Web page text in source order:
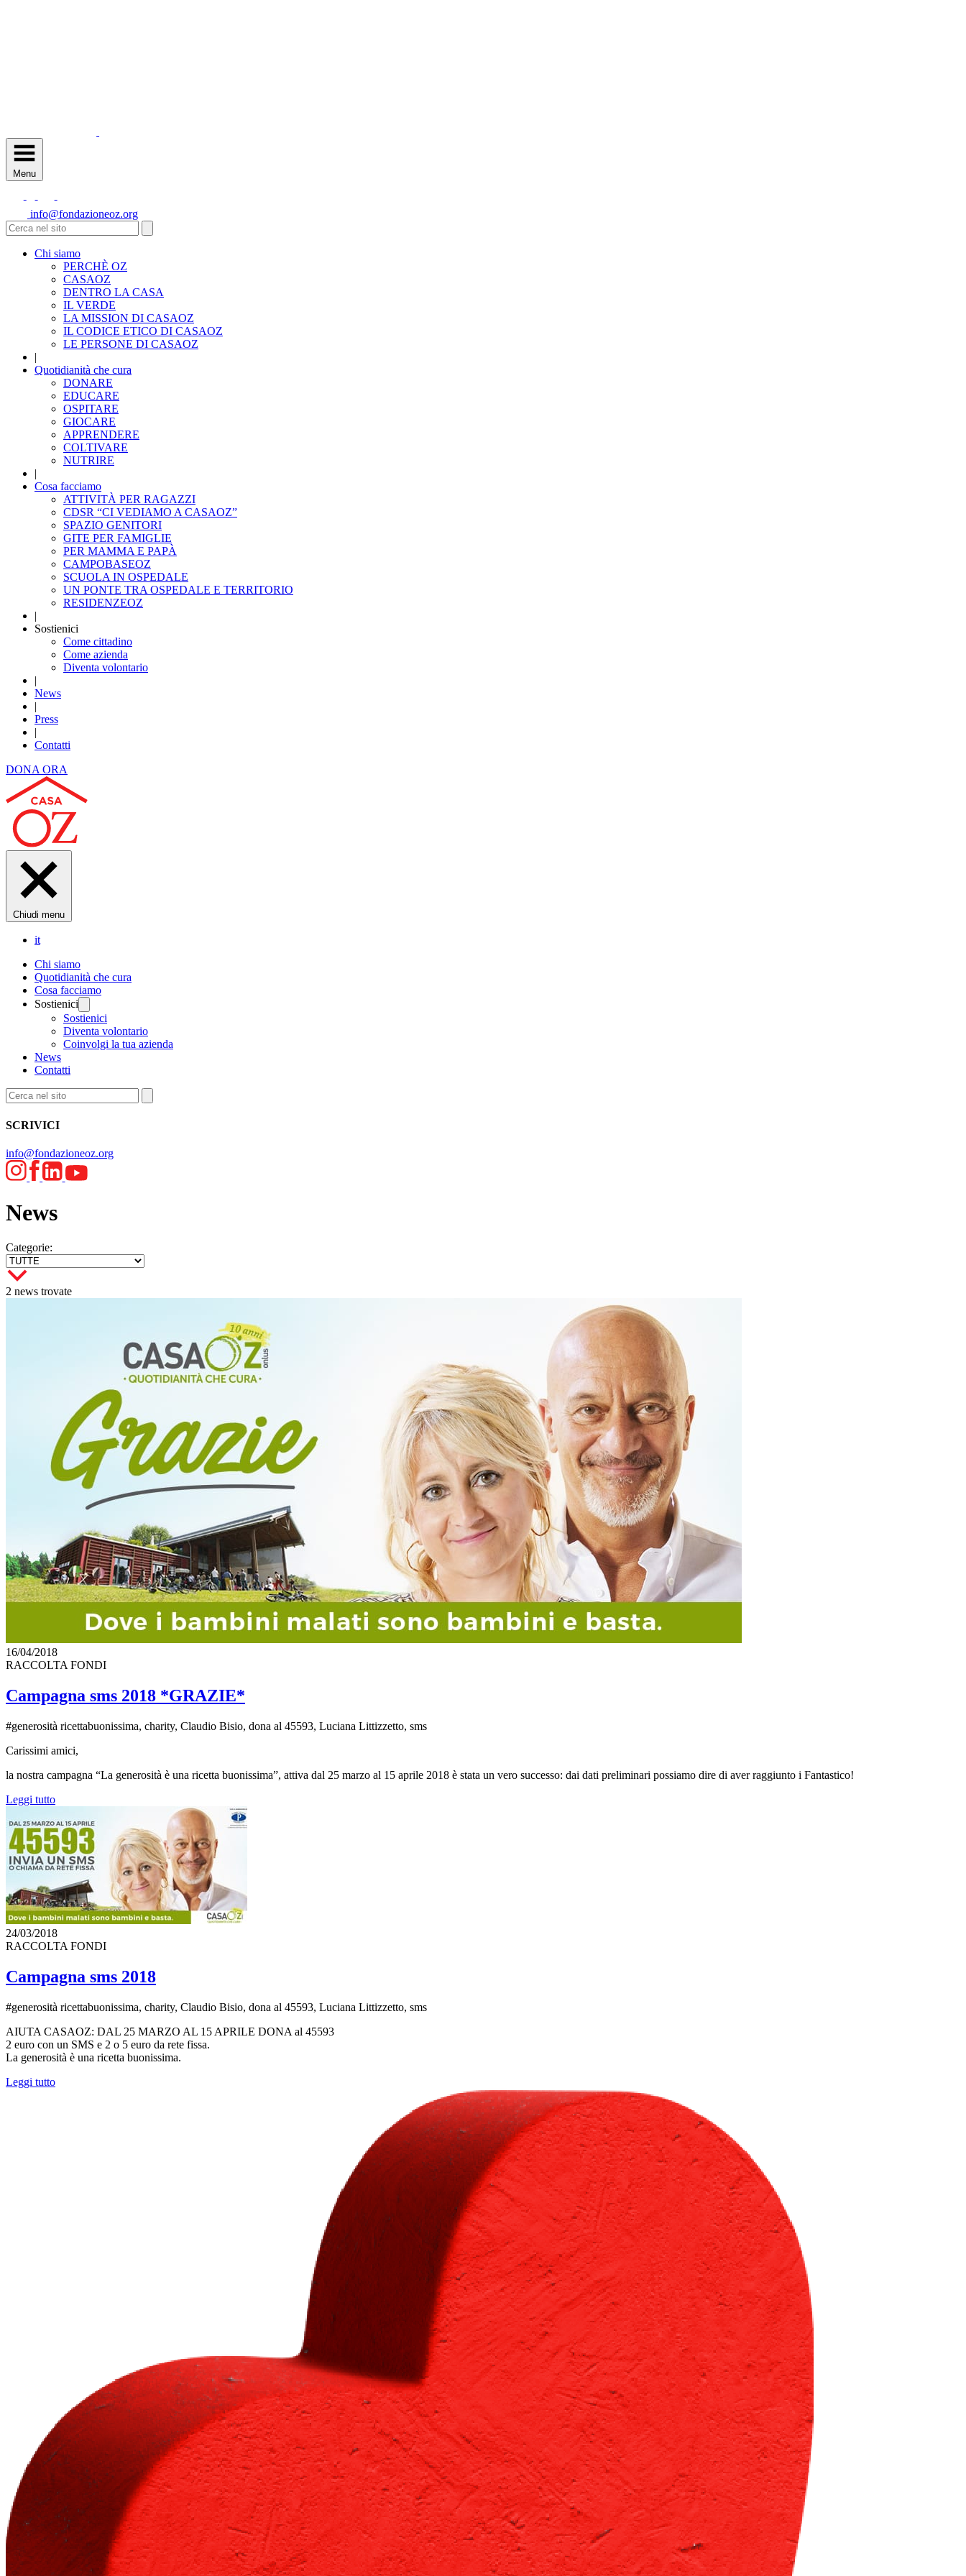
Menu
info@fondazioneoz.org
Chi siamo
PERCHÈ OZ
CASAOZ
DENTRO LA CASA
IL VERDE
LA MISSION DI CASAOZ
IL CODICE ETICO DI CASAOZ
LE PERSONE DI CASAOZ
|
Quotidianità che cura
DONARE
EDUCARE
OSPITARE
GIOCARE
APPRENDERE
COLTIVARE
NUTRIRE
|
Cosa facciamo
ATTIVITÀ PER RAGAZZI
CDSR “CI VEDIAMO A CASAOZ”
SPAZIO GENITORI
GITE PER FAMIGLIE
PER MAMMA E PAPÀ
CAMPOBASEOZ
SCUOLA IN OSPEDALE
UN PONTE TRA OSPEDALE E TERRITORIO
RESIDENZEOZ
|
Sostienici
Come cittadino
Come azienda
Diventa volontario
|
News
|
Press
|
Contatti
DONA ORA
Chiudi menu
it
Chi siamo
Quotidianità che cura
Cosa facciamo
Sostienici
Sostienici
Diventa volontario
Coinvolgi la tua azienda
News
Contatti
SCRIVICI
info@fondazioneoz.org
News
Categorie:
2 news trovate
16/04/2018
RACCOLTA FONDI
Campagna sms 2018 *GRAZIE*
#generosità ricettabuonissima, charity, Claudio Bisio, dona al 45593, Luciana Littizzetto, sms
Carissimi amici,
la nostra campagna “La generosità è una ricetta buonissima”, attiva dal 25 marzo al 15 aprile 2018 è stata un vero successo: dai dati preliminari possiamo dire di aver raggiunto i Fantastico!
Leggi tutto
24/03/2018
RACCOLTA FONDI
Campagna sms 2018
#generosità ricettabuonissima, charity, Claudio Bisio, dona al 45593, Luciana Littizzetto, sms
AIUTA CASAOZ: DAL 25 MARZO AL 15 APRILE DONA al 45593
2 euro con un SMS e 2 o 5 euro da rete fissa.
La generosità è una ricetta buonissima.
Leggi tutto